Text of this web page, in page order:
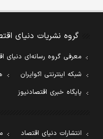
گروه نشریات دنیای
معرفی گروه رسانه‌ای دنیای
شبکه اینترنتی اکوایران
پایگاه خبری اقتصادنیوز
انتشارات دنیای اقتصاد